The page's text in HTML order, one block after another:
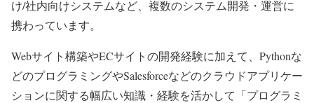
け/社内向けシステムなど、複数のシステム開発・運営に
携わっています。
Webサイト構築やECサイトの開発経験に加えて、Pythonな
どのプログラミングやSalesforceなどのクラウドアプリケー
ションに関する幅広い知識・経験を活かして「プログラミ